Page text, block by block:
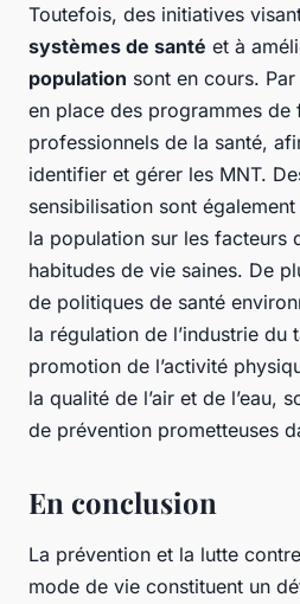
Toutefois, des initiatives
systèmes de santé et à
population sont en cours. Par
en place des programmes
professionnels de la santé,
identifier et gérer les MNT.
sensibilisation sont
la population sur les facteurs
habitudes de vie saines. De
de politiques de santé
la régulation de l’industrie du
promotion de l’activité
la qualité de l’air et de l’eau,
de prévention prometteuses
En conclusion
La prévention et la lutte
mode de vie constituent un